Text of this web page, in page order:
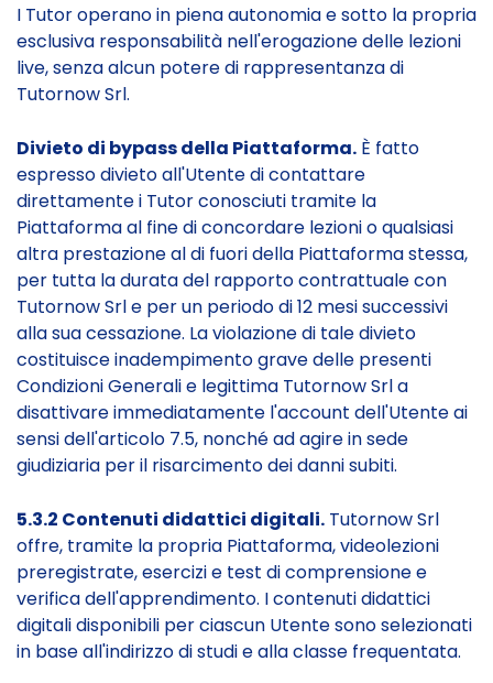
I Tutor operano in piena autonomia e sotto la propria
esclusiva responsabilità nell'erogazione delle lezioni
live, senza alcun potere di rappresentanza di
Tutornow Srl.
Divieto di bypass della Piattaforma. È fatto
espresso divieto all'Utente di contattare
direttamente i Tutor conosciuti tramite la
Piattaforma al fine di concordare lezioni o qualsiasi
altra prestazione al di fuori della Piattaforma stessa,
per tutta la durata del rapporto contrattuale con
Tutornow Srl e per un periodo di 12 mesi successivi
alla sua cessazione. La violazione di tale divieto
costituisce inadempimento grave delle presenti
Condizioni Generali e legittima Tutornow Srl a
disattivare immediatamente l'account dell'Utente ai
sensi dell'articolo 7.5, nonché ad agire in sede
giudiziaria per il risarcimento dei danni subiti.
5.3.2 Contenuti didattici digitali. Tutornow Srl
offre, tramite la propria Piattaforma, videolezioni
preregistrate, esercizi e test di comprensione e
verifica dell'apprendimento. I contenuti didattici
digitali disponibili per ciascun Utente sono selezionati
in base all'indirizzo di studi e alla classe frequentata.